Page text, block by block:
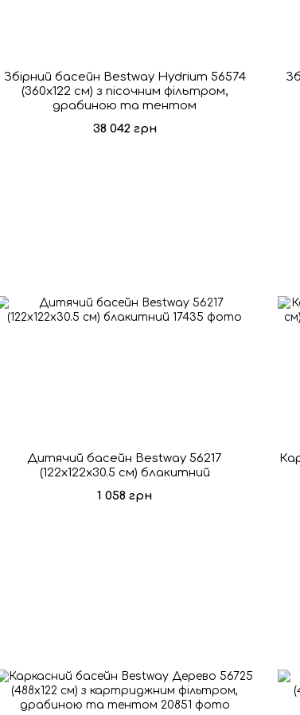
Збірний басейн Bestway Hydrium 56574
(360x122 см) з пісочним фільтром,
драбиною та тентом
38 042 грн
Дитячий басейн Bestway 56217
(122x122x30.5 см) блакитний
1 058 грн